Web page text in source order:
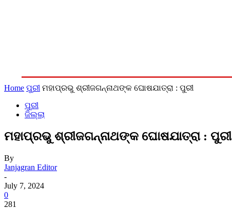
Home ପୁରୀ ମହାପ୍ରଭୁ ଶ୍ରୀଜଗନ୍ନାଥଙ୍କ ଘୋଷଯାତ୍ରା : ପୁରୀ
ପୁରୀ
ଜିଲ୍ଲା
ମହାପ୍ରଭୁ ଶ୍ରୀଜଗନ୍ନାଥଙ୍କ ଘୋଷଯାତ୍ରା : ପୁରୀ
By
Janjagran Editor
-
July 7, 2024
0
281